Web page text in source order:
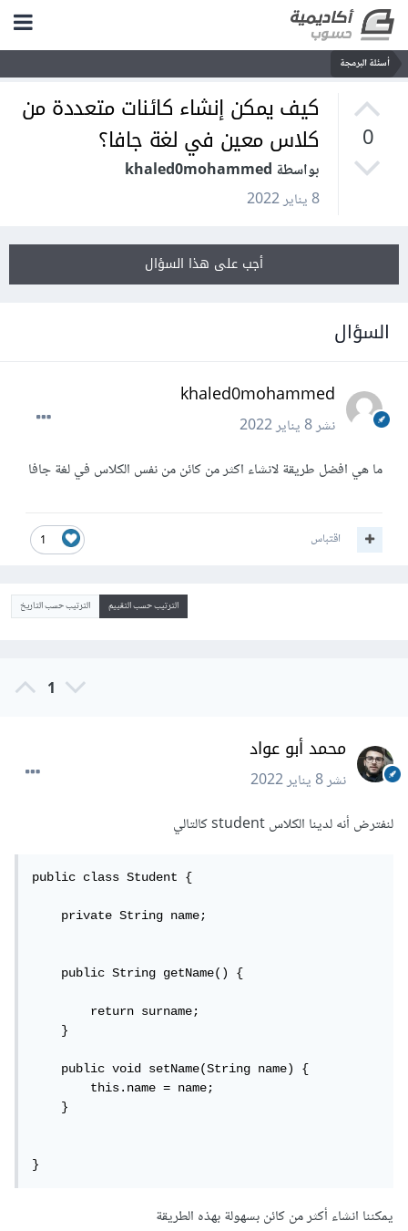
أسئلة البرمجة
0
كيف يمكن إنشاء كائنات متعددة من
كلاس معين في لغة جافا؟
بواسطة khaled0mohammed
8 يناير 2022
أجب على هذا السؤال
السؤال
khaled0mohammed
نشر8 يناير 2022
ما هي افضل طريقة لانشاء اكثر من كائن من نفس الكلاس في لغة جافا
1 اقتباس
الترتيب حسب التقييم الترتيب حسب التاريخ
1
محمد أبو عواد
نشر8 يناير 2022
لنفترض أنه لدينا الكلاس student كالتالي
public class Student {
    private String name;
    public String getName() {
        return surname;
    }
    public void setName(String name) {
        this.name = name;
    }
}
يمكننا انشاء أكثر من كائن بسهولة بهذه الطريقة